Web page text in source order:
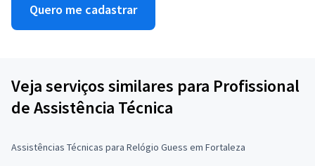
Quero me cadastrar
Veja serviços similares para Profissional
de Assistência Técnica
Assistências Técnicas para Relógio Guess em Fortaleza